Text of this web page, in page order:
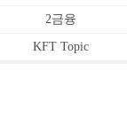
2금융
KFT Topic